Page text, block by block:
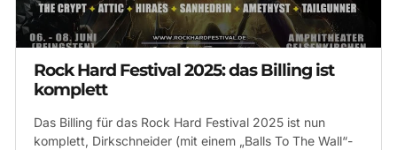
Rock Hard Festival 2025: das Billing ist
komplett
Das Billing für das Rock Hard Festival 2025 ist nun
komplett, Dirkschneider (mit einem „Balls To The Wall“-